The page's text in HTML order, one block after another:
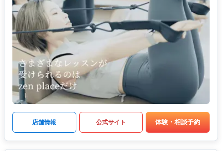
店舗情報 公式サイト 体験・相談予約